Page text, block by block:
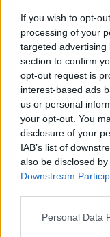
If you wish to opt-
processing of your
targeted
section to confirm
opt-out request is
interest-based ads
us or personal
your opt-out. You
disclosure of your
IAB’s list of
also be disclosed
Downstream
Personal Data
12